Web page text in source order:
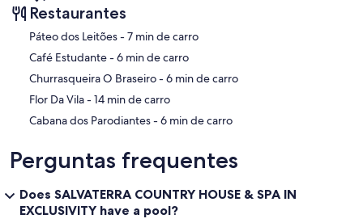
Restaurantes
‪Páteo dos Leitões - ‬7 min de carro
‪Café Estudante - ‬6 min de carro
‪Churrasqueira O Braseiro - ‬6 min de carro
‪Flor Da Vila - ‬14 min de carro
‪Cabana dos Parodiantes - ‬6 min de carro
Perguntas frequentes
Does SALVATERRA COUNTRY HOUSE & SPA IN
EXCLUSIVITY have a pool?